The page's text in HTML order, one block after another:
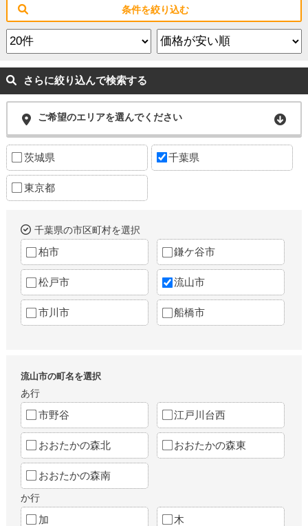
条件を絞り込む
さらに絞り込んで検索する
ご希望のエリアを選んでください
茨城県 千葉県
東京都
千葉県の市区町村を選択
柏市 鎌ケ谷市
松戸市 流山市
市川市 船橋市
流山市の町名を選択
あ行
市野谷 江戸川台西
おおたかの森北 おおたかの森東
おおたかの森南
か行
加 木